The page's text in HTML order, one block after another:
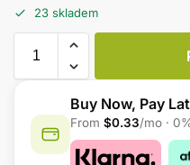
23 skladem
Buy Now, Pay
From $0.33/mo ·